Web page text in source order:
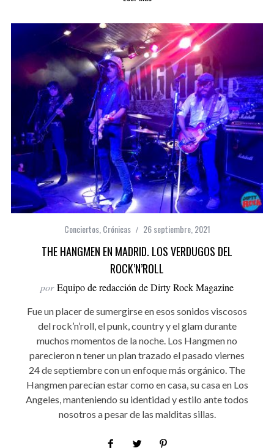
Conciertos, Crónicas 26 septiembre, 2021
THE HANGMEN EN MADRID. LOS VERDUGOS DEL
ROCK’N’ROLL
por Equipo de redacción de Dirty Rock Magazine
Fue un placer de sumergirse en esos sonidos viscosos
del rock’n’roll, el punk, country y el glam durante
muchos momentos de la noche. Los Hangmen no
parecieron n tener un plan trazado el pasado viernes
24 de septiembre con un enfoque más orgánico. The
Hangmen parecían estar como en casa, su casa en Los
Angeles, manteniendo su identidad y estilo ante todos
nosotros a pesar de las malditas sillas.